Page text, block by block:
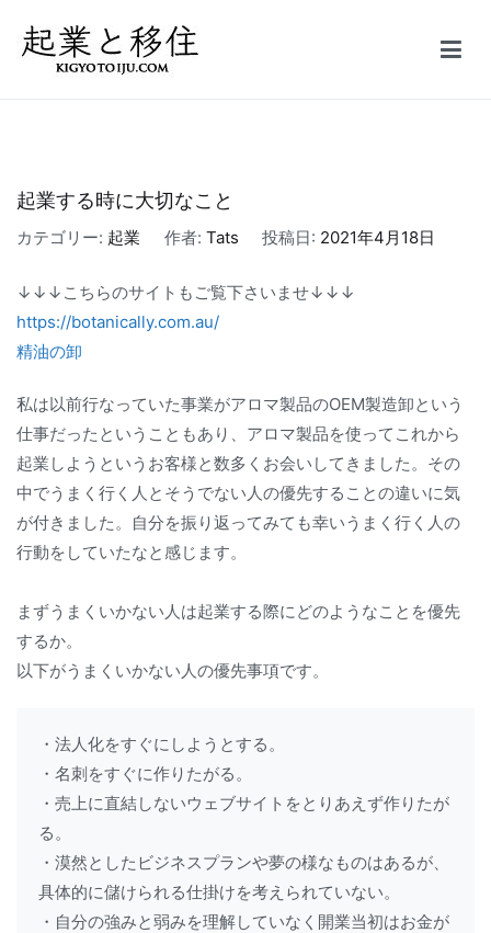
起業する時に大切なこと
カテゴリー: 起業 作者: Tats 投稿日: 2021年4月18日
↓↓↓こちらのサイトもご覧下さいませ↓↓↓
https://botanically.com.au/
精油の卸
私は以前行なっていた事業がアロマ製品のOEM製造卸という
仕事だったということもあり、アロマ製品を使ってこれから
起業しようというお客様と数多くお会いしてきました。その
中でうまく行く人とそうでない人の優先することの違いに気
が付きました。自分を振り返ってみても幸いうまく行く人の
行動をしていたなと感じます。
まずうまくいかない人は起業する際にどのようなことを優先
するか。
以下がうまくいかない人の優先事項です。
・法人化をすぐにしようとする。
・名刺をすぐに作りたがる。
・売上に直結しないウェブサイトをとりあえず作りたが
る。
・漠然としたビジネスプランや夢の様なものはあるが、
具体的に儲けられる仕掛けを考えられていない。
・自分の強みと弱みを理解していなく開業当初はお金が